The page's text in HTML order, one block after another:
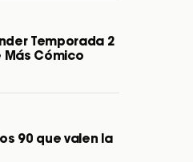
Temporada 2
Más Cómico
90 que valen la